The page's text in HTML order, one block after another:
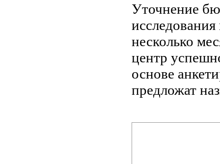
Уточнение
несколько
центр
основе
предложат